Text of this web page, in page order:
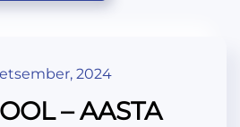
2024
– AASTA